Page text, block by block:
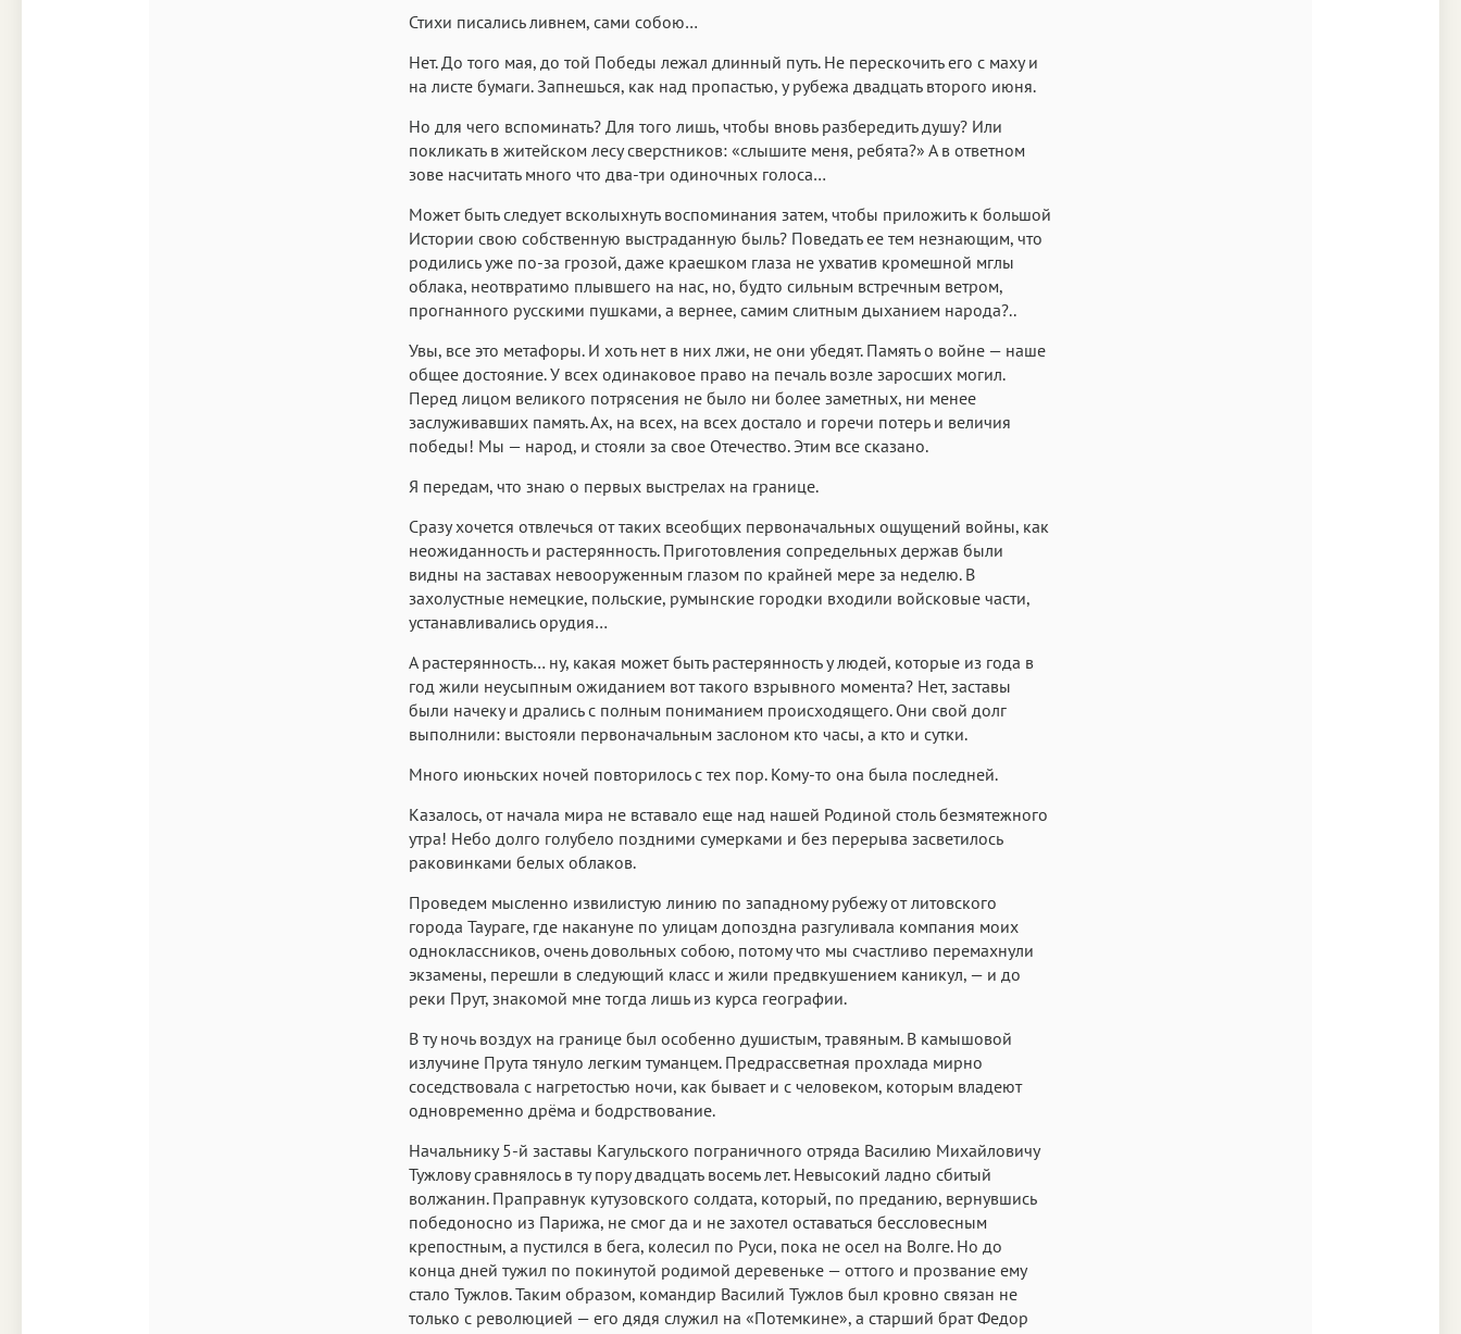
Courier Courier New Menlo SF Mono
Стихи писались ливнем, сами собою…
Нет. До того мая, до той Победы лежал длинный путь. Не перескочить его с маху и
на листе бумаги. Запнешься, как над пропастью, у рубежа двадцать второго июня.
Но для чего вспоминать? Для того лишь, чтобы вновь разбередить душу? Или
покликать в житейском лесу сверстников: «слышите меня, ребята?» А в ответном
зове насчитать много что два-три одиночных голоса…
Может быть следует всколыхнуть воспоминания затем, чтобы приложить к большой
Истории свою собственную выстраданную быль? Поведать ее тем незнающим, что
родились уже по-за грозой, даже краешком глаза не ухватив кромешной мглы
облака, неотвратимо плывшего на нас, но, будто сильным встречным ветром,
прогнанного русскими пушками, а вернее, самим слитным дыханием народа?..
Увы, все это метафоры. И хоть нет в них лжи, не они убедят. Память о войне — наше
общее достояние. У всех одинаковое право на печаль возле заросших могил.
Перед лицом великого потрясения не было ни более заметных, ни менее
заслуживавших память. Ах, на всех, на всех достало и горечи потерь и величия
победы! Мы — народ, и стояли за свое Отечество. Этим все сказано.
Я передам, что знаю о первых выстрелах на границе.
Сразу хочется отвлечься от таких всеобщих первоначальных ощущений войны, как
неожиданность и растерянность. Приготовления сопредельных держав были
видны на заставах невооруженным глазом по крайней мере за неделю. В
захолустные немецкие, польские, румынские городки входили войсковые части,
устанавливались орудия…
А растерянность… ну, какая может быть растерянность у людей, которые из года в
год жили неусыпным ожиданием вот такого взрывного момента? Нет, заставы
были начеку и дрались с полным пониманием происходящего. Они свой долг
выполнили: выстояли первоначальным заслоном кто часы, а кто и сутки.
Много июньских ночей повторилось с тех пор. Кому-то она была последней.
Казалось, от начала мира не вставало еще над нашей Родиной столь безмятежного
утра! Небо долго голубело поздними сумерками и без перерыва засветилось
раковинками белых облаков.
Проведем мысленно извилистую линию по западному рубежу от литовского
города Таураге, где накануне по улицам допоздна разгуливала компания моих
одноклассников, очень довольных собою, потому что мы счастливо перемахнули
экзамены, перешли в следующий класс и жили предвкушением каникул, — и до
реки Прут, знакомой мне тогда лишь из курса географии.
В ту ночь воздух на границе был особенно душистым, травяным. В камышовой
излучине Прута тянуло легким туманцем. Предрассветная прохлада мирно
соседствовала с нагретостью ночи, как бывает и с человеком, которым владеют
одновременно дрёма и бодрствование.
Начальнику 5-й заставы Кагульского пограничного отряда Василию Михайловичу
Тужлову сравнялось в ту пору двадцать восемь лет. Невысокий ладно сбитый
волжанин. Праправнук кутузовского солдата, который, по преданию, вернувшись
победоносно из Парижа, не смог да и не захотел оставаться бессловесным
крепостным, а пустился в бега, колесил по Руси, пока не осел на Волге. Но до
конца дней тужил по покинутой родимой деревеньке — оттого и прозвание ему
стало Тужлов. Таким образом, командир Василий Тужлов был кровно связан не
только с революцией — его дядя служил на «Потемкине», а старший брат Федор